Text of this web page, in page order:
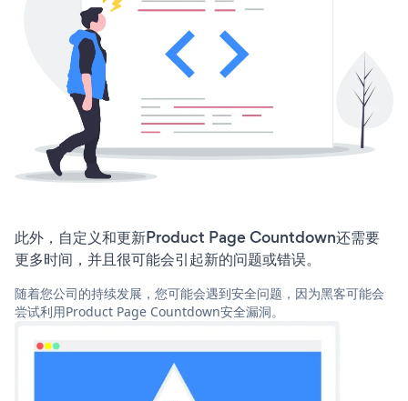
此外，自定义和更新Product Page Countdown还需要
更多时间，并且很可能会引起新的问题或错误。
随着您公司的持续发展，您可能会遇到安全问题，因为黑客可能会
尝试利用Product Page Countdown安全漏洞。